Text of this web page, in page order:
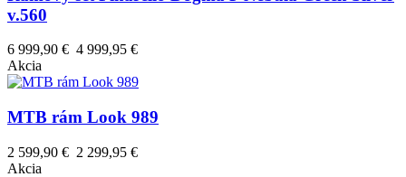
v.560
6 999,90 € 4 999,95 €
Akcia
MTB rám Look 989
2 599,90 € 2 299,95 €
Akcia